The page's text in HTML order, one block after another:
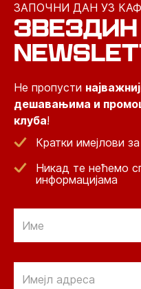
ЗАПОЧНИ ДАН УЗ
ЗВЕЗДИН
Не пропусти
дешавањима и
клуба!
Кратки имејлови
Никад те нећемо
информацијама